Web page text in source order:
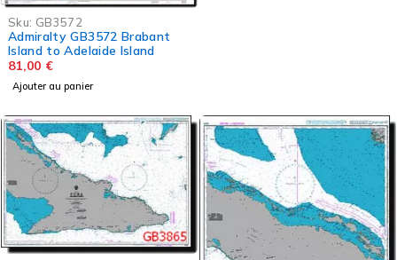
Sku: GB3572
Admiralty GB3572 Brabant
Island to Adelaide Island
81,00 €
Ajouter au panier